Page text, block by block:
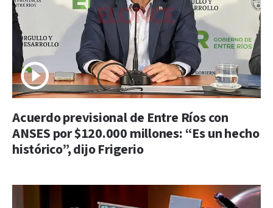
Acuerdo previsional de Entre Ríos con
ANSES por $120.000 millones: “Es un hecho
histórico”, dijo Frigerio